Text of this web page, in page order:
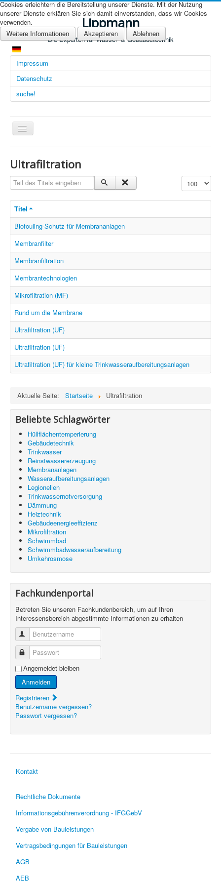
Lippmann
Die Experten für Wasser- & Gebäudetechnik
Impressum
Datenschutz
suche!
Navigation
an/aus
Startseite (Übersicht)
Arbeitsgebiete
Technologien
Information
Produkte & Services
Ultrafiltration
Teil des Titels eingeben Anzeige #
Titel
Biofouling-Schutz für Membrananlagen
Membranfilter
Membranfiltration
Membrantechnologien
Mikrofiltration (MF)
Rund um die Membrane
Ultrafiltration (UF)
Ultrafiltration (UF)
Ultrafiltration (UF) für kleine Trinkwasseraufbereitungsanlagen
Aktuelle Seite: Startseite Ultrafiltration
Beliebte Schlagwörter
Hüllflächentemperierung
Gebäudetechnik
Trinkwasser
Reinstwassererzeugung
Membrananlagen
Wasseraufbereitungsanlagen
Legionellen
Trinkwassernotversorgung
Dämmung
Heiztechnik
Gebäudeenergieeffizienz
Mikrofiltration
Schwimmbad
Schwimmbadwasseraufbereitung
Umkehrosmose
Fachkundenportal
Betreten Sie unseren Fachkundenbereich, um auf Ihren
Interessensbereich abgestimmte Informationen zu erhalten
Benutzername
Passwort
Angemeldet bleiben
Anmelden
Registrieren
Benutzername vergessen?
Passwort vergessen?
Kontakt
Rechtliche Dokumente
Informationsgebührenverordnung - IFGGebV
Vergabe von Bauleistungen
Vertragsbedingungen für Bauleistungen
AGB
AEB
Cookies erleichtern die Bereitstellung unserer Dienste. Mit der Nutzung
unserer Dienste erklären Sie sich damit einverstanden, dass wir Cookies
verwenden.
Weitere Informationen
Akzeptieren Ablehnen